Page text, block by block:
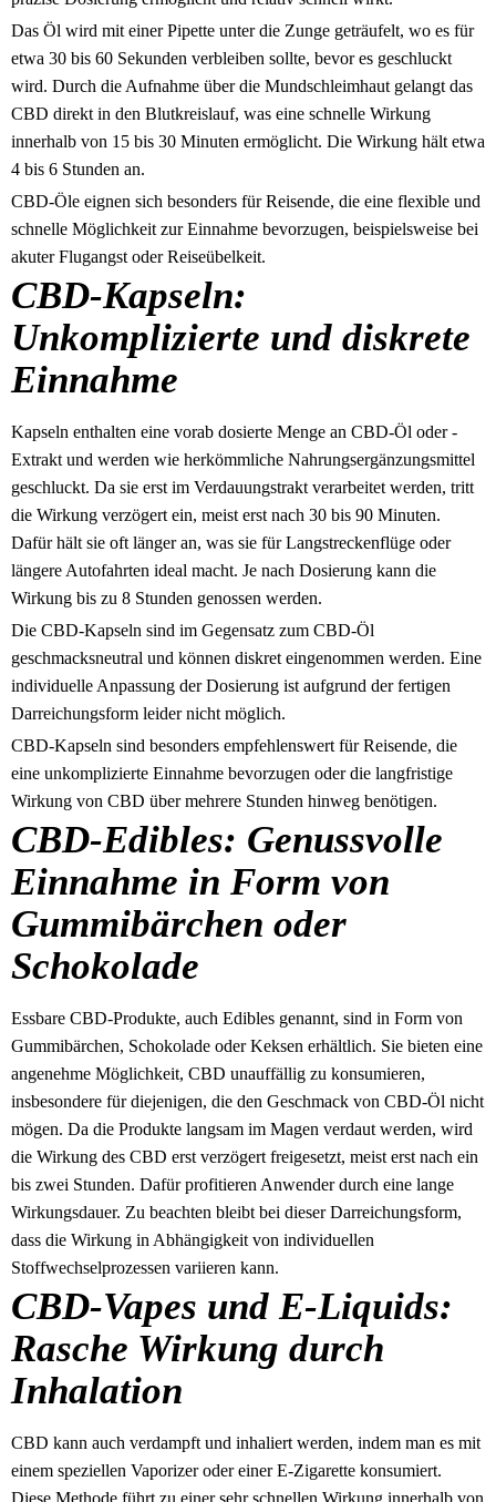
Das Öl wird mit einer Pipette unter die Zunge geträufelt, wo es für
etwa 30 bis 60 Sekunden verbleiben sollte, bevor es geschluckt
wird. Durch die Aufnahme über die Mundschleimhaut gelangt das
CBD direkt in den Blutkreislauf, was eine schnelle Wirkung
innerhalb von 15 bis 30 Minuten ermöglicht. Die Wirkung hält etwa
4 bis 6 Stunden an.
CBD-Öle eignen sich besonders für Reisende, die eine flexible und
schnelle Möglichkeit zur Einnahme bevorzugen, beispielsweise bei
akuter Flugangst oder Reiseübelkeit.
CBD-Kapseln:
Unkomplizierte und diskrete
Einnahme
Kapseln enthalten eine vorab dosierte Menge an CBD-Öl oder -
Extrakt und werden wie herkömmliche Nahrungsergänzungsmittel
geschluckt. Da sie erst im Verdauungstrakt verarbeitet werden, tritt
die Wirkung verzögert ein, meist erst nach 30 bis 90 Minuten.
Dafür hält sie oft länger an, was sie für Langstreckenflüge oder
längere Autofahrten ideal macht. Je nach Dosierung kann die
Wirkung bis zu 8 Stunden genossen werden.
Die CBD-Kapseln sind im Gegensatz zum CBD-Öl
geschmacksneutral und können diskret eingenommen werden. Eine
individuelle Anpassung der Dosierung ist aufgrund der fertigen
Darreichungsform leider nicht möglich.
CBD-Kapseln sind besonders empfehlenswert für Reisende, die
eine unkomplizierte Einnahme bevorzugen oder die langfristige
Wirkung von CBD über mehrere Stunden hinweg benötigen.
CBD-Edibles: Genussvolle
Einnahme in Form von
Gummibärchen oder
Schokolade
Essbare CBD-Produkte, auch Edibles genannt, sind in Form von
Gummibärchen, Schokolade oder Keksen erhältlich. Sie bieten eine
angenehme Möglichkeit, CBD unauffällig zu konsumieren,
insbesondere für diejenigen, die den Geschmack von CBD-Öl nicht
mögen. Da die Produkte langsam im Magen verdaut werden, wird
die Wirkung des CBD erst verzögert freigesetzt, meist erst nach ein
bis zwei Stunden. Dafür profitieren Anwender durch eine lange
Wirkungsdauer. Zu beachten bleibt bei dieser Darreichungsform,
dass die Wirkung in Abhängigkeit von individuellen
Stoffwechselprozessen variieren kann.
CBD-Vapes und E-Liquids:
Rasche Wirkung durch
Inhalation
CBD kann auch verdampft und inhaliert werden, indem man es mit
einem speziellen Vaporizer oder einer E-Zigarette konsumiert.